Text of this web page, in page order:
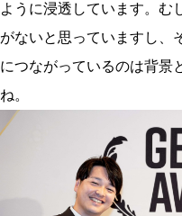
ように浸透しています。む
がないと思っていますし、
につながっているのは背景
ね。